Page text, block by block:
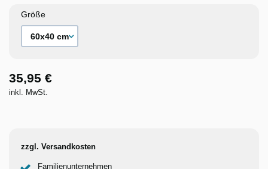
Größe
35,95 €
inkl. MwSt.
zzgl. Versandkosten
Familienunternehmen